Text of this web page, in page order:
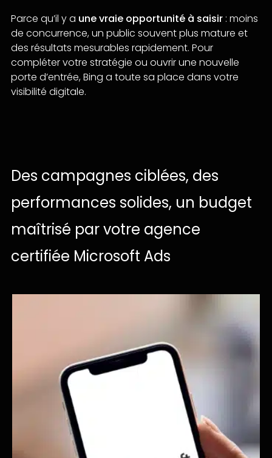
Parce qu’il y a une vraie opportunité à saisir : moins
de concurrence, un public souvent plus mature et
des résultats mesurables rapidement. Pour
compléter votre stratégie ou ouvrir une nouvelle
porte d’entrée, Bing a toute sa place dans votre
visibilité digitale.
Des campagnes ciblées, des
performances solides, un budget
maîtrisé parvotre agence
certifiée Microsoft Ads